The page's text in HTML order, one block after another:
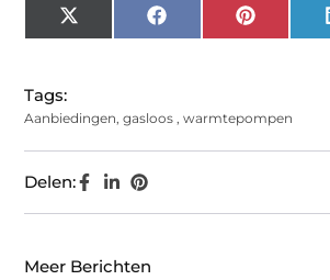
X
(Twitter)
Facebook Pinterest
Tags:
Aanbiedingen,gasloos ,warmtepompen
Delen:
Meer Berichten